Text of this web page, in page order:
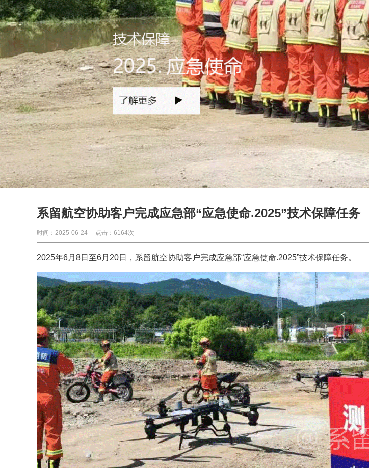
系留航空协助客户完成应急部“应急使命.2025”技术保障任务
时间：2025-06-24 点击：6164次
2025年6月8日至6月20日，系留航空协助客户完成应急部“应急使命.2025”技术保障任务。